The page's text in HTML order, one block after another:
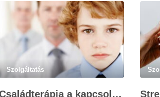
Szolgáltatás
Családterápia a kapcsolatok helyreállításért